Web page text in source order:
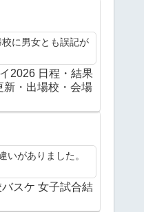
に男女とも誤記が
2026 日程・結果
新・出場校・会場
いがありました。
スケ 女子試合結